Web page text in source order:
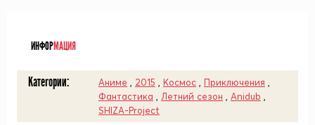
ИНФОРМАЦИЯ
Категории: Аниме 2015 Космос Приключения
Фантастика
Летний сезон Anidub
SHIZA-Project